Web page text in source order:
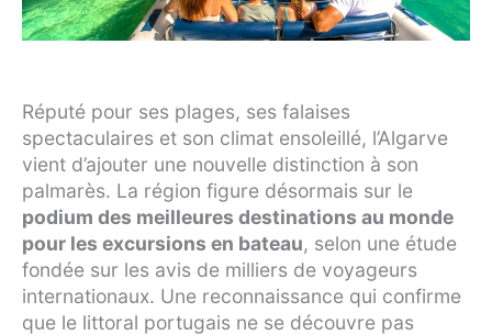
Réputé pour ses plages, ses falaises
spectaculaires et son climat ensoleillé, l’Algarve
vient d’ajouter une nouvelle distinction à son
palmarès. La région figure désormais sur le
podium des meilleures destinations au monde
pour les excursions en bateau, selon une étude
fondée sur les avis de milliers de voyageurs
internationaux. Une reconnaissance qui confirme
que le littoral portugais ne se découvre pas